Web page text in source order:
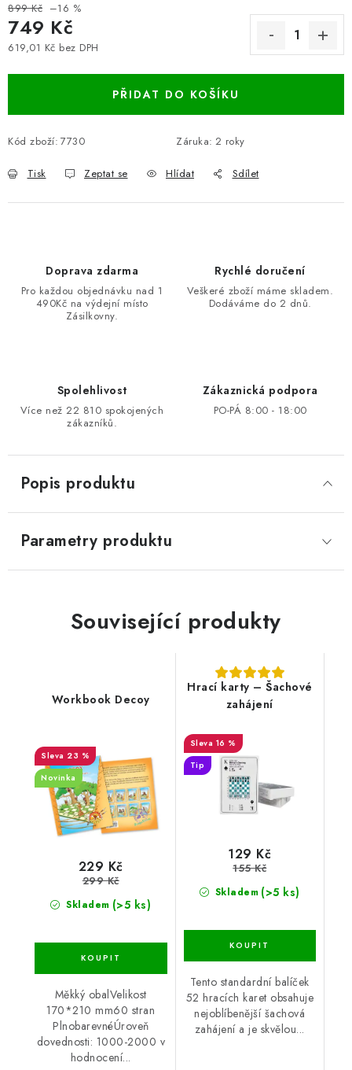
899 Kč –16 %
749 Kč
619,01 Kč bez DPH
PŘIDAT DO KOŠÍKU
Kód zboží: 7730 Záruka: 2 roky
Tisk Zeptat se Hlídat Sdílet
Doprava zdarma
Pro každou objednávku nad 1
490Kč na výdejní místo
Zásilkovny.
Rychlé doručení
Veškeré zboží máme skladem.
Dodáváme do 2 dnů.
Spolehlivost
Více než 22 810 spokojených
zákazníků.
Zákaznická podpora
PO-PÁ 8:00 - 18:00
Popis produktu
Parametry produktu
Související produkty
Workbook Decoy
23 %
Novinka
Skladem (>5 ks)
229 Kč
299 Kč
Měkký obalVelikost
170*210 mm60 stran
PlnobarevnéÚroveň
dovednosti: 1000-2000 v
hodnocení...
Hrací karty – Šachové
zahájení
16 %
Tip
Skladem (>5 ks)
129 Kč
155 Kč
Tento standardní balíček
52 hracích karet obsahuje
nejoblíbenější šachová
zahájení a je skvělou...